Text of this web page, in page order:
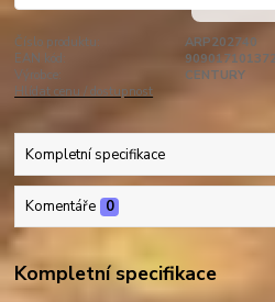
Číslo produktu:
ARP202740
EAN kód:
Výrobce:
CENTURY
Hlídat cenu / dostupnost
Kompletní specifikace
Komentáře 0
Kompletní specifikace